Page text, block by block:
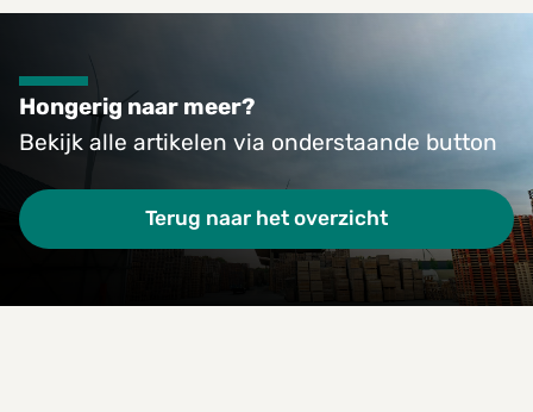
gevalideerd, getest en voorbereid voor
hoe Foresco internationale commerciële
kansen vertaalt naar lokale uitvoering.
Hongerig naar meer?
Bekijk alle artikelen via onderstaande button
Terug naar het overzicht